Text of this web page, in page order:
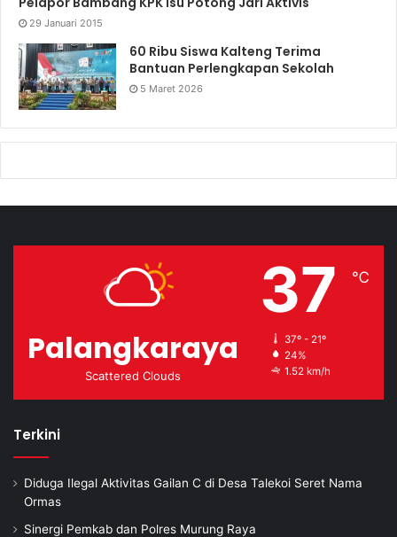
29 Januari 2015
60 Ribu Siswa Kalteng Terima
Bantuan Perlengkapan Sekolah
5 Maret 2026
Palangkaraya
Scattered Clouds
37 ℃
37º - 21º
24%
1.52 km/h
Terkini
Diduga Ilegal Aktivitas Gailan C di Desa Talekoi Seret Nama
Ormas
Sinergi Pemkab dan Polres Murung Raya